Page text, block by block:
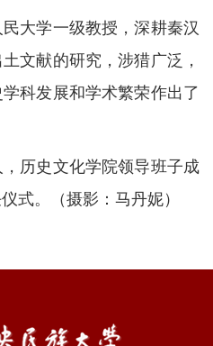
学一级教授，深耕秦汉
文献的研究，涉猎广泛，
科发展和学术繁荣作出了
历史文化学院领导班子成
式。（摄影：马丹妮）